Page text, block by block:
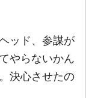
ッド、参謀が
やらないかん
決心させたの